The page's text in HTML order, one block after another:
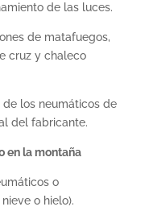
de las luces.
de matafuegos,
cruz y chaleco
los neumáticos de
del fabricante.
en la montaña
o
o hielo).